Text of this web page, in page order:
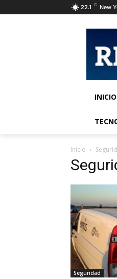
22.1 C New
INICIO
Inicio
Seguridad